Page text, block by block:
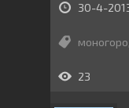
30-4-
23